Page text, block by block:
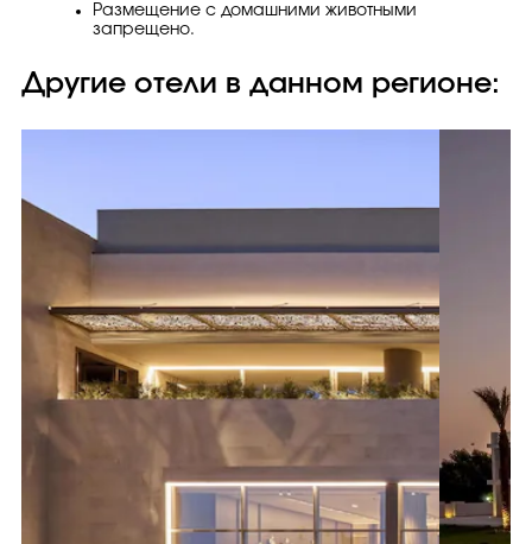
Размещение с домашними животными
запрещено.
Другие отели в данном регионе: